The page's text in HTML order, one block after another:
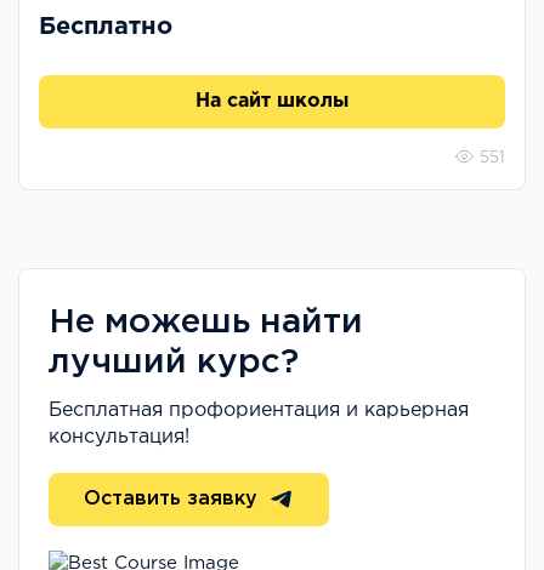
Бесплатно
На сайт школы
551
Не можешь найти
лучший курс?
Бесплатная профориентация и карьерная
консультация!
Оставить заявку